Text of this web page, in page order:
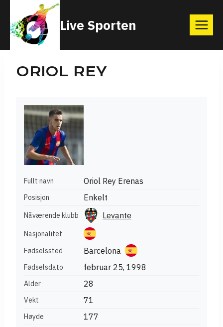
content
Live Sporten
ORIOL REY
Fullt navn Oriol Rey Erenas
Posisjon Enkelt
Nåværende klubb Levante
Nasjonalitet
Fødselssted
Barcelona
Fødselsdato februar 25, 1998
Alder 28
Vekt 71
Høyde 177